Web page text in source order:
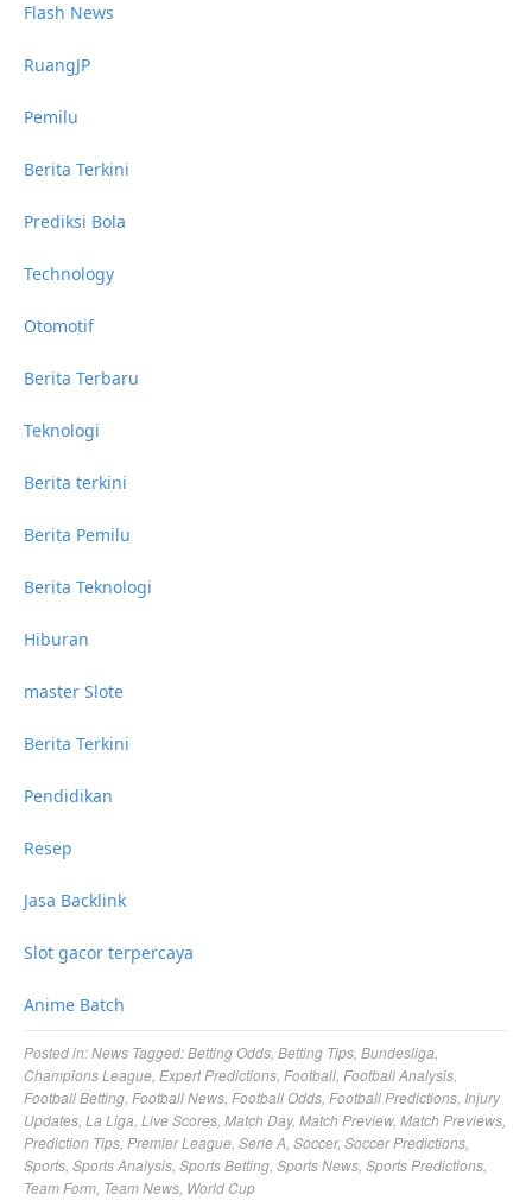
Flash News
RuangJP
Pemilu
Berita Terkini
Prediksi Bola
Technology
Otomotif
Berita Terbaru
Teknologi
Berita terkini
Berita Pemilu
Berita Teknologi
Hiburan
master Slote
Berita Terkini
Pendidikan
Resep
Jasa Backlink
Slot gacor terpercaya
Anime Batch
Posted in:News Tagged:Betting Odds Betting Tips Bundesliga
Champions League Expert Predictions Football Football Analysis
Football Betting Football News Football Odds Football Predictions Injury
Updates La Liga Live Scores Match Day, Match Preview, Match Previews
Prediction Tips Premier League Serie A Soccer, Soccer Predictions
Sports Sports Analysis Sports Betting Sports News Sports Predictions
Team Form Team News World Cup